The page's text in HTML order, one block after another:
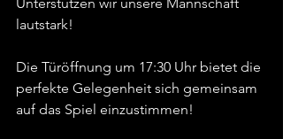
Unterstützen wir unsere Mannschaft
lautstark!
Die Türöffnung um 17:30 Uhr bietet die
perfekte Gelegenheit sich gemeinsam
auf das Spiel einzustimmen!